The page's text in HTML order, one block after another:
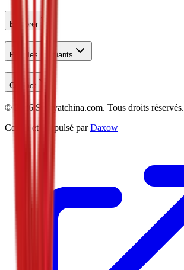
Explorer
Pour les Étudiants
Contact
© 2026 Studyatchina.com. Tous droits réservés.
Conçu et Propulsé par Daxow